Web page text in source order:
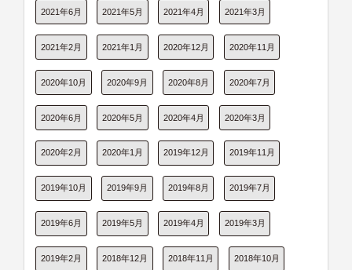
2021年6月 2021年5月 2021年4月 2021年3月
2021年2月 2021年1月 2020年12月 2020年11月
2020年10月 2020年9月 2020年8月 2020年7月
2020年6月 2020年5月 2020年4月 2020年3月
2020年2月 2020年1月 2019年12月 2019年11月
2019年10月 2019年9月 2019年8月 2019年7月
2019年6月 2019年5月 2019年4月 2019年3月
2019年2月 2018年12月 2018年11月 2018年10月